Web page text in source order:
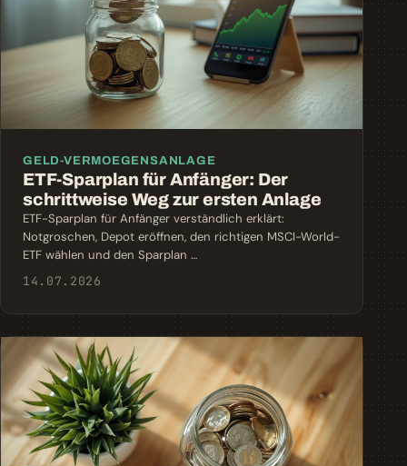
GELD-VERMOEGENSANLAGE
ETF-Sparplan für Anfänger: Der
schrittweise Weg zur ersten Anlage
ETF-Sparplan für Anfänger verständlich erklärt:
Notgroschen, Depot eröffnen, den richtigen MSCI-World-
ETF wählen und den Sparplan …
14.07.2026